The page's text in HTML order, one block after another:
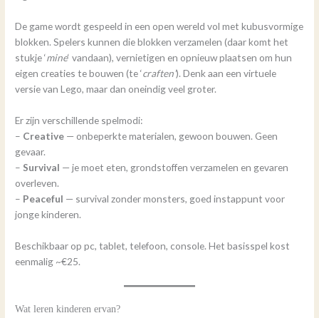
De game wordt gespeeld in een open wereld vol met kubusvormige
blokken. Spelers kunnen die blokken verzamelen (daar komt het
stukje ‘mine‘ vandaan), vernietigen en opnieuw plaatsen om hun
eigen creaties te bouwen (te ‘craften’). Denk aan een virtuele
versie van Lego, maar dan oneindig veel groter.
Er zijn verschillende spelmodi:
– Creative — onbeperkte materialen, gewoon bouwen. Geen
gevaar.
– Survival — je moet eten, grondstoffen verzamelen en gevaren
overleven.
– Peaceful — survival zonder monsters, goed instappunt voor
jonge kinderen.
Beschikbaar op pc, tablet, telefoon, console. Het basisspel kost
eenmalig ~€25.
Wat leren kinderen ervan?